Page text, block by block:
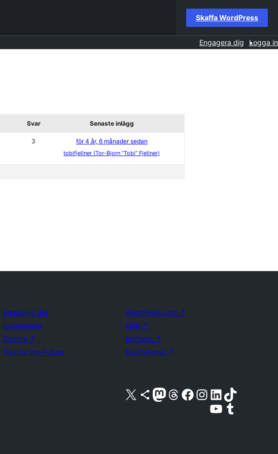
Skaffa WordPress
Engagera dig Logga in
Svar Senaste inlägg
3 för 4 år, 6 månader sedan
tobifjellner (Tor-Bjorn “Tobi” Fjellner)
Engagera dig
Evenemang
Donera ↗
Five for the Future
WordPress.com ↗
Matt ↗
bbPress ↗
BuddyPress ↗
Besök vår X-konto (f.d. Twitter)
Besök vårt Bluesky-konto
Besök vårt Mastodon-kontoBesök vårt Thread-konto
Besök vår Facebook-sidaBesök vårt Instagram-konto
Besök vårt LinkedIn-konto
Besök vårt TikTok-konto
Besök vår YouTube-kanalBesök vårt Tumblr-konto